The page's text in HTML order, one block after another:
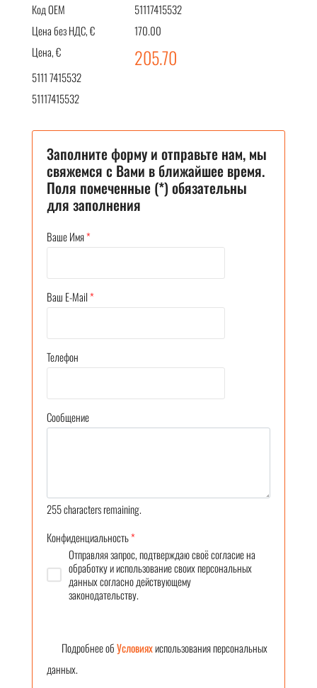
Код OEM
51117415532
Цена без НДС, €
170.00
Цена, €
205.70
5111 7415532
51117415532
Заполните форму и отправьте нам, мы
свяжемся с Вами в ближайшее время.
Поля помеченные (*) обязательны
для заполнения
Ваше Имя*
Ваш E-Mail*
Телефон
Сообщение
255characters remaining.
Конфиденциальность*
Отправляя запрос, подтверждаю своё согласие на
обработку и использование своих персональных
данных согласно действующему
законодательству.
Подробнее обУсловияхиспользования персональных
данных.